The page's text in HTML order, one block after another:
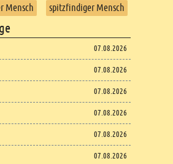
Mensch
spitzfindiger Mensch
07.08.2026
07.08.2026
07.08.2026
07.08.2026
07.08.2026
07.08.2026